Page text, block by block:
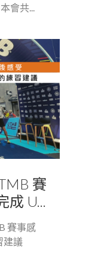
會共...
賽
成 U...
賽事感
建議